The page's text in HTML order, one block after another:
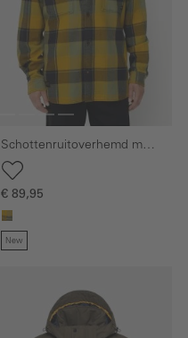
Schottenruitoverhemd met
klepzakken
€ 89,95
New